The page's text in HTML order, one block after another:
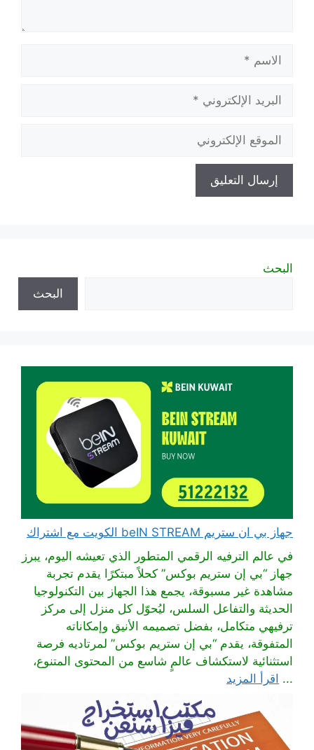
الإلكتروني
الإلكتروني
البحث
البحث
جهاز بي ان ستريم beIN STREAM الكويت مع اشتراك
في عالم الترفيه الرقمي المتطور الذي تعيشه اليوم، يبرز
جهاز “بي إن ستريم بوكس” كحلاً مبتكرًا يقدم تجربة
مشاهدة غير مسبوقة، يجمع هذا الجهاز بين التكنولوجيا
الحديثة والتفاعل السلس، ليُحوّل كل منزل إلى مركز
ترفيهي متكامل، بفضل تصميمه الأنيق وإمكاناته
المتفوقة، يقدم “بي إن ستريم بوكس” لمرتاديه فرصة
استثنائية لاستكشاف عالمٍ شاسع من المحتوى المتنوع،
... اقرأ المزيد